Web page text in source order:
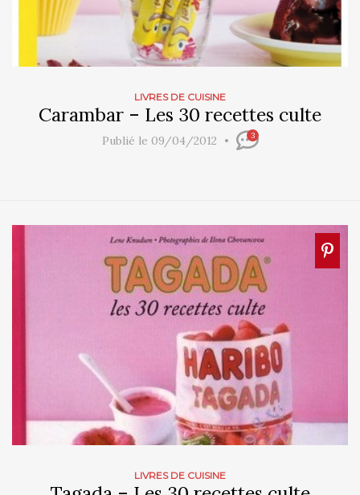
LIVRES DE CUISINE
Carambar – Les 30 recettes culte
Publié le 09/04/2012 3
LIVRES DE CUISINE